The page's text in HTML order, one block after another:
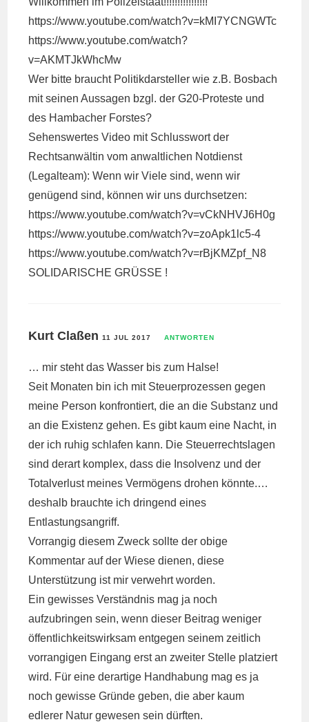
https://www.youtube.com/watch?v=kMI7YCNGWTc
https://www.youtube.com/watch?
v=AKMTJkWhcMw
Wer bitte braucht Politikdarsteller wie z.B. Bosbach
mit seinen Aussagen bzgl. der G20-Proteste und
des Hambacher Forstes?
Sehenswertes Video mit Schlusswort der
Rechtsanwältin vom anwaltlichen Notdienst
(Legalteam): Wenn wir Viele sind, wenn wir
genügend sind, können wir uns durchsetzen:
https://www.youtube.com/watch?v=vCkNHVJ6H0g
https://www.youtube.com/watch?v=zoApk1lc5-4
https://www.youtube.com/watch?v=rBjKMZpf_N8
SOLIDARISCHE GRÜSSE !
Kurt Claßen 11 JUL 2017 ANTWORTEN
… mir steht das Wasser bis zum Halse!
Seit Monaten bin ich mit Steuerprozessen gegen
meine Person konfrontiert, die an die Substanz und
an die Existenz gehen. Es gibt kaum eine Nacht, in
der ich ruhig schlafen kann. Die Steuerrechtslagen
sind derart komplex, dass die Insolvenz und der
Totalverlust meines Vermögens drohen könnte.…
deshalb brauchte ich dringend eines
Entlastungsangriff.
Vorrangig diesem Zweck sollte der obige
Kommentar auf der Wiese dienen, diese
Unterstützung ist mir verwehrt worden.
Ein gewisses Verständnis mag ja noch
aufzubringen sein, wenn dieser Beitrag weniger
öffentlichkeitswirksam entgegen seinem zeitlich
vorrangigen Eingang erst an zweiter Stelle platziert
wird. Für eine derartige Handhabung mag es ja
noch gewisse Gründe geben, die aber kaum
edlerer Natur gewesen sein dürften.